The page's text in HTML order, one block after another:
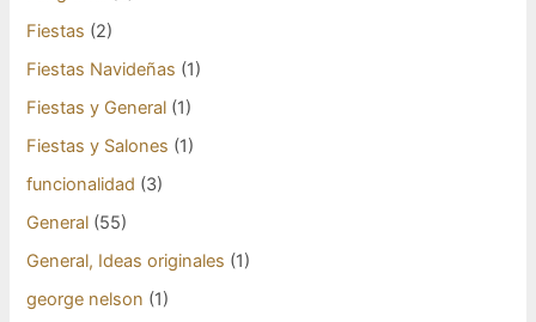
Fiestas (2)
Fiestas Navideñas (1)
Fiestas y General (1)
Fiestas y Salones (1)
funcionalidad (3)
General (55)
General, Ideas originales (1)
george nelson (1)